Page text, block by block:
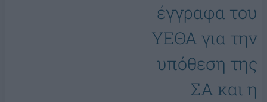
έγγραφα του
ΥΕΘΑ για την
υπόθεση της
ΣΑ και η